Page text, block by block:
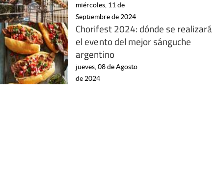
miércoles, 11 de
Septiembre de 2024
Chorifest 2024: dónde se realizará
el evento del mejor sánguche
argentino
jueves, 08 de Agosto
de 2024